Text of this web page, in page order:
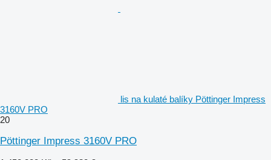
lis na kulaté balíky Pöttinger Impress
3160V PRO
20
Pöttinger Impress 3160V PRO